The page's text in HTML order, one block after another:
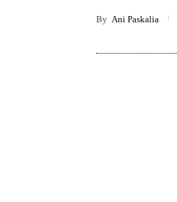
By Ani Paskalia